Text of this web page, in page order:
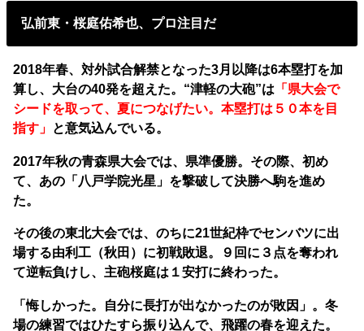
弘前東・桜庭佑希也、プロ注目だ
2018年春、対外試合解禁となった3月以降は6本塁打を加
算し、大台の40発を超えた。“津軽の大砲”は 「県大会で
シードを取って、夏につなげたい。本塁打は５０本を目
指す」 と意気込んでいる。
2017年秋の青森県大会では、県準優勝。その際、初め
て、あの「八戸学院光星」を撃破して決勝へ駒を進め
た。
その後の東北大会では、のちに21世紀枠でセンバツに出
場する由利工（秋田）に初戦敗退。９回に３点を奪われ
て逆転負けし、主砲桜庭は１安打に終わった。
「悔しかった。自分に長打が出なかったのが敗因」。冬
場の練習ではひたすら振り込んで、飛躍の春を迎えた。